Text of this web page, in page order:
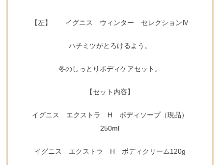
【左】 イグニス ウィンター セレクションⅣ
ハチミツがとろけるよう。
冬のしっとりボディケアセット。
【セット内容】
イグニス エクストラ H ボディソープ（現品）
250ml
イグニス エクストラ H ボディクリーム120g